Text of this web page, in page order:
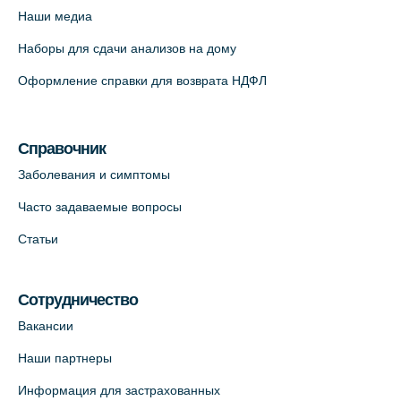
+7 (812) 664-55-80
На карте
+7 (812) 660-73-69
На карте
На карте
Лабораторный терминал на
партнёр)
Наши медиа
Наборы для сдачи анализов на дому
Оформление справки для возврата НДФЛ
Справочник
Заболевания и симптомы
Часто задаваемые вопросы
Статьи
Сотрудничество
Вакансии
Наши партнеры
Информация для застрахованных